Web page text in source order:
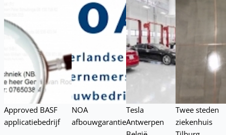
Approved BASF
applicatiebedrijf
NOA
afbouwgarantie
Tesla
Antwerpen
Twee steden
ziekenhuis